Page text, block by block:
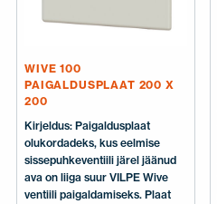
WIVE 100
PAIGALDUSPLAAT 200 X
200
Kirjeldus: Paigaldusplaat
olukordadeks, kus eelmise
sissepuhkeventiili järel jäänud
ava on liiga suur VILPE Wive
ventiili paigaldamiseks. Plaat